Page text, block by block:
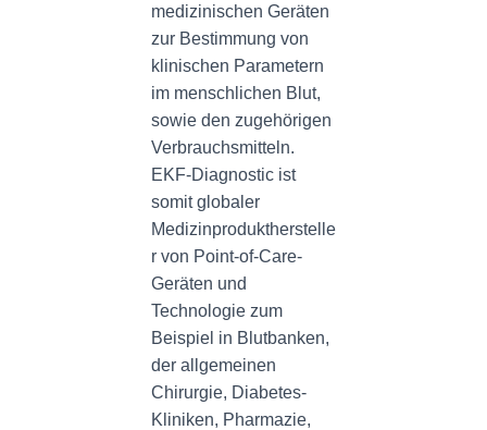
medizinischen Geräten
zur Bestimmung von
klinischen Parametern
im menschlichen Blut,
sowie den zugehörigen
Verbrauchsmitteln.
EKF-Diagnostic ist
somit globaler
Medizinproduktherstelle
r von Point-of-Care-
Geräten und
Technologie zum
Beispiel in Blutbanken,
der allgemeinen
Chirurgie, Diabetes-
Kliniken, Pharmazie,